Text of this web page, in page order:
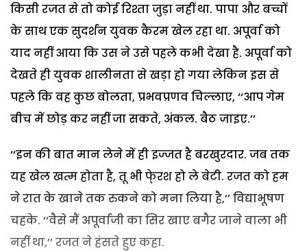
किसी रजत से तो कोई रिश्ता जुड़ा नहीं था. पापा और बच्चों
के साथ एक सुदर्शन युवक कैरम खेल रहा था. अपूर्वा को
याद नहीं आया कि उस ने उसे पहले कभी देखा है. अपूर्वा को
देखते ही युवक शालीनता से खड़ा हो गया लेकिन इस से
पहले कि वह कुछ बोलता, प्रभवप्रणव चिल्लाए, ‘‘आप गेम
बीच में छोड़ कर नहीं जा सकते, अंकल. बैठ जाइए.’’
‘‘इन की बात मान लेने में ही इज्जत है बरखुरदार. जब तक
यह खेल खत्म होता है, तू भी फे्रश हो ले बेटी. रजत को हम
ने रात के खाने तक रुकने को मना लिया है,’’ विद्याभूषण
चहके. ‘‘वैसे मैं अपूर्वाजी का सिर खाए बगैर जाने वाला भी
नहीं था,’’ रजत ने हंसते हुए कहा.